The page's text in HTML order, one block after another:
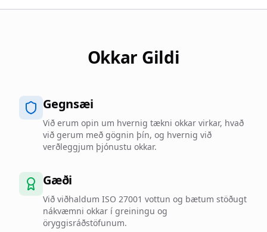
Okkar Gildi
Gegnsæi
Við erum opin um hvernig tækni okkar virkar, hvað
við gerum með gögnin þín, og hvernig við
verðleggjum þjónustu okkar.
Gæði
Við viðhaldum ISO 27001 vottun og bætum stöðugt
nákvæmni okkar í greiningu og
öryggisráðstöfunum.